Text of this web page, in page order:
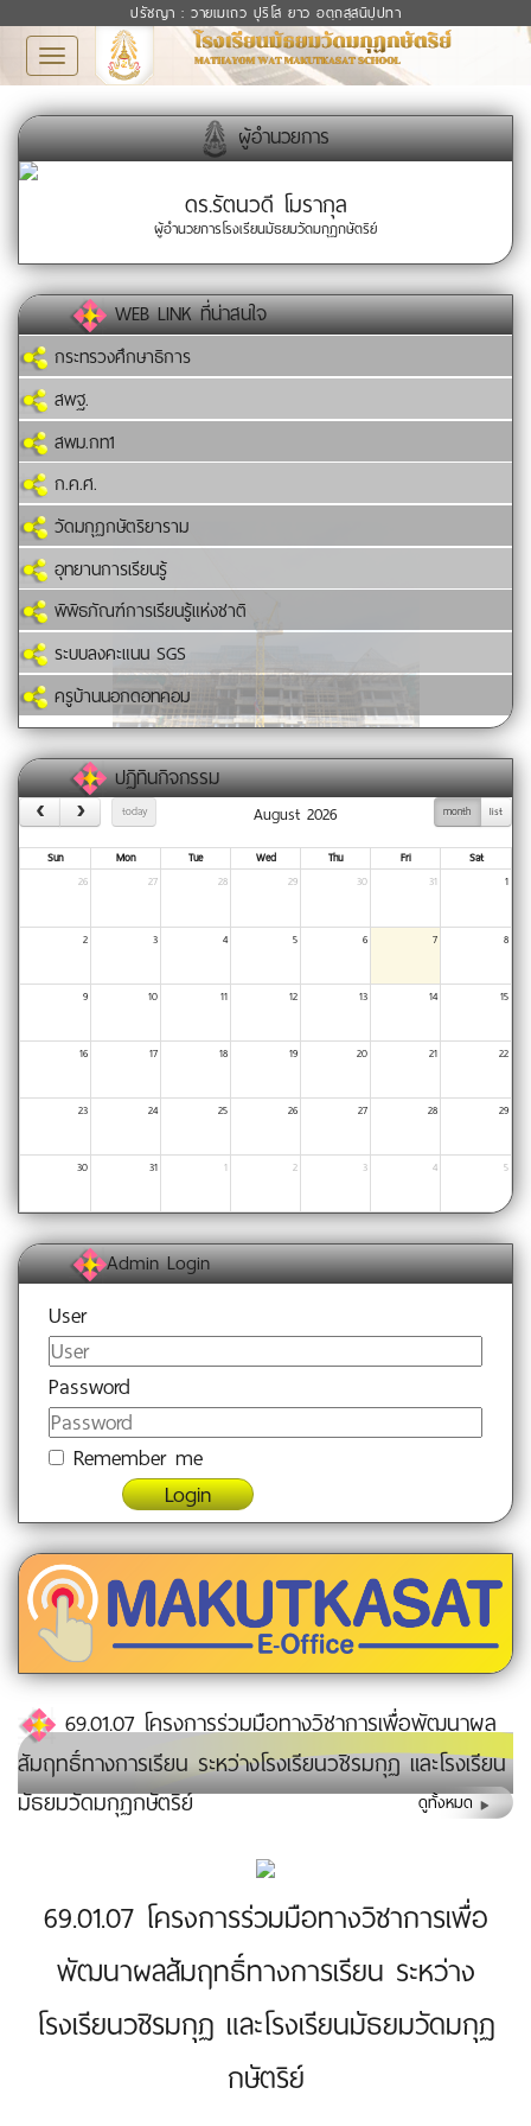
ปรัชญา : วายเมเถว ปุริโส ยาว อตฺถสฺสนิปฺปทา
Toggle
navigation
ผู้อำนวยการ
ดร.รัตนวดี โมรากุล
ผู้อำนวยการโรงเรียนมัธยมวัดมกุฏกษัตริย์
WEB LINK ที่น่าสนใจ
กระทรวงศึกษาธิการ
สพฐ.
สพม.กท1
ก.ค.ศ.
วัดมกุฏกษัตริยาราม
อุทยานการเรียนรู้
พิพิธภัณฑ์การเรียนรู้แห่งชาติ
ระบบลงคะแนน SGS
ครูบ้านนอกดอทคอม
ปฏิทินกิจกรรม
today month list
August 2026
Sun Mon Tue Wed Thu Fri
Sat
26
27 28 29 30 31 1
2 3 4 5 6 7 8
9 10 11 12 13 14 15
16 17 18 19 20 21 22
23 24 25 26 27 28 29
30 31 1 2 3 4 5
Admin Login
User
Password
Remember me
Login
69.01.07 โครงการร่วมมือทางวิชาการเพื่อพัฒนาผล
สัมฤทธิ์ทางการเรียน ระหว่างโรงเรียนวชิรมกุฏ และโรงเรียน
มัธยมวัดมกุฏกษัตริย์
ดูทั้งหมด
69.01.07 โครงการร่วมมือทางวิชาการเพื่อ
พัฒนาผลสัมฤทธิ์ทางการเรียน ระหว่าง
โรงเรียนวชิรมกุฏ และโรงเรียนมัธยมวัดมกุฏ
กษัตริย์